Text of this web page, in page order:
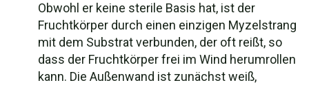
Obwohl er keine sterile Basis hat, ist der
Fruchtkörper durch einen einzigen Myzelstrang
mit dem Substrat verbunden, der oft reißt, so
dass der Fruchtkörper frei im Wind herumrollen
kann. Die Außenwand ist zunächst weiß,